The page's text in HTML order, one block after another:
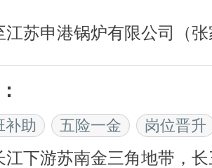
江苏申港锅炉有限公司（
补助 五险一金 岗位晋升
江下游苏南金三角地带，